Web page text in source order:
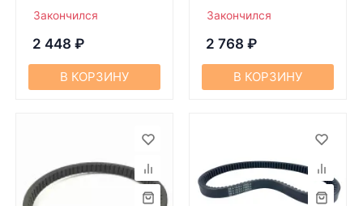
Закончился
2 448 ₽
В КОРЗИНУ
Закончился
2 768 ₽
В КОРЗИНУ